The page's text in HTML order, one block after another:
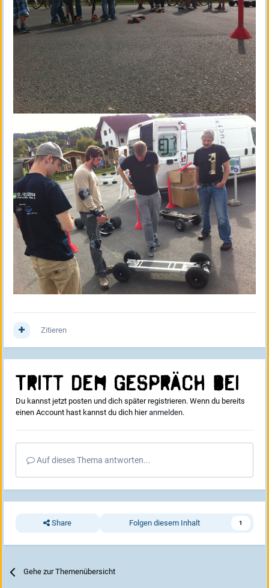
Zitieren
Tritt dem Gespräch bei
Du kannst jetzt posten und dich später registrieren. Wenn du bereits
einen Account hast kannst du dich hieranmelden.
Auf dieses Thema antworten...
Share Folgen diesem Inhalt 1
Gehe zur Themenübersicht